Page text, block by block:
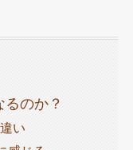
のか？
い